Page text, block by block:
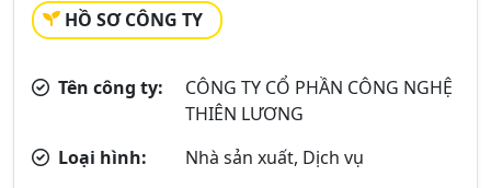
HỒ SƠ CÔNG TY
Tên công ty:
CÔNG TY CỔ PHẦN CÔNG NGHỆ
THIÊN LƯƠNG
Loại hình:
Nhà sản xuất, Dịch vụ